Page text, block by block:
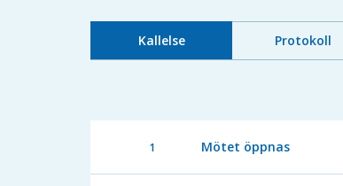
Kallelse Protokoll
1 Mötet öppnas